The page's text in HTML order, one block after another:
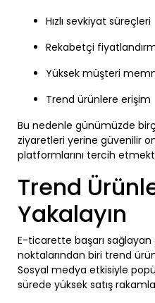
Hızlı sevkiyat süreçleri
Rekabetçi
Yüksek müşteri
Trend ürünlere erişim
Bu nedenle günümüzde
ziyaretleri yerine güvenilir
platformlarını tercih
Trend
Yakalayın
E-ticarette başarı sağlayan
noktalarından biri trend
Sosyal medya etkisiyle
sürede yüksek satış